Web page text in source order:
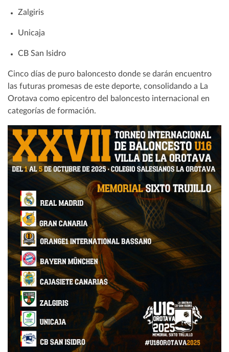
Zalgiris
Unicaja
CB San Isidro
Cinco días de puro baloncesto donde se darán encuentro
las futuras promesas de este deporte, consolidando a La
Orotava como epicentro del baloncesto internacional en
categorías de formación.